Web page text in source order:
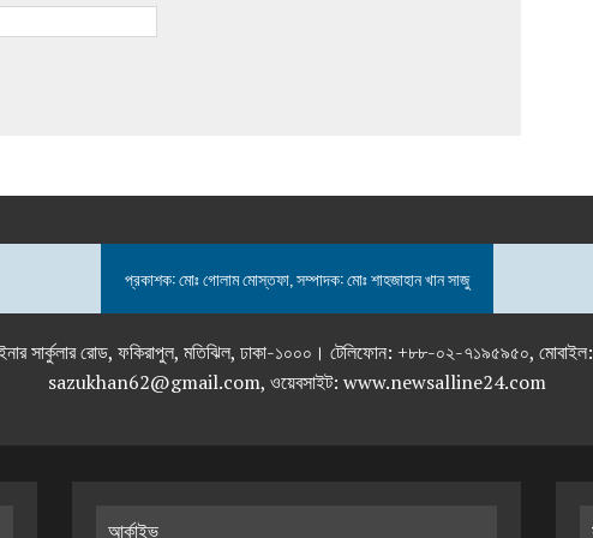
প্রকাশক: মোঃ গোলাম মোস্তফা, সম্পাদক: মোঃ শাহজাহান খান সাজু
২৯২ ইনার সার্কুলার রোড, ফকিরাপুল, মতিঝিল, ঢাকা-১০০০। টেলিফোন: +৮৮-০২-
sazukhan62@gmail.com, ওয়েবসাইট: www.newsalline24.com
আর্কাইভ